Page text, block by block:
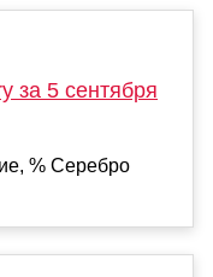
за 5 сентября
% Серебро